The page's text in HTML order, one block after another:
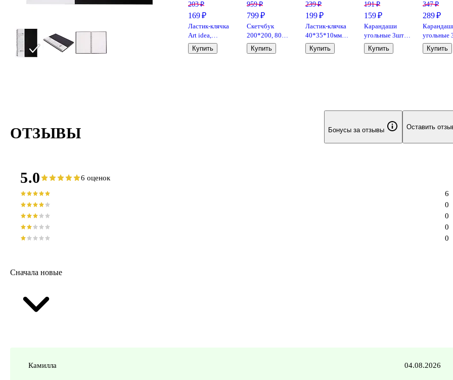
203 ₽
169 ₽
Ластик-клячка
Art idea,
художественный,
для карандашей,
Купить
959 ₽
799 ₽
Скетчбук
200*200, 80
листов "Croco"
черный, 140г/
Купить
239 ₽
199 ₽
Ластик-клячка
40*35*10мм
пласт.контейнер,
ассорти
Купить
191 ₽
159 ₽
Карандаши
угольные 3шт
ACMELIAE,
блист.
Купить
347 ₽
289 ₽
угольные
белые,
Купить
ОТЗЫВЫ Бонусы за отзывы Оставить
5.0 6 оценок
0
0
0
0
6
Сначала новые
Камилла 04.08.2026